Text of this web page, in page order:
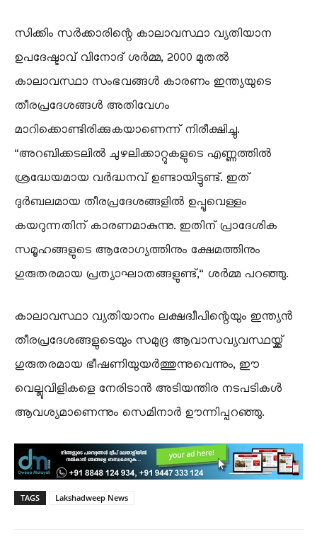
സിക്കിം സർക്കാരിന്റെ കാലാവസ്ഥാ വ്യതിയാന
ഉപദേഷ്ടാവ് വിനോദ് ശർമ്മ, 2000 മുതൽ
കാലാവസ്ഥാ സംഭവങ്ങൾ കാരണം ഇന്ത്യയുടെ
തീരപ്രദേശങ്ങൾ അതിവേഗം
മാറിക്കൊണ്ടിരിക്കുകയാണെന്ന് നിരീക്ഷിച്ചു.
“അറബിക്കടലിൽ ചുഴലിക്കാറ്റുകളുടെ എണ്ണത്തിൽ
ശ്രദ്ധേയമായ വർദ്ധനവ് ഉണ്ടായിട്ടുണ്ട്. ഇത്
ദുർബലമായ തീരപ്രദേശങ്ങളിൽ ഉപ്പുവെള്ളം
കയറുന്നതിന് കാരണമാകുന്നു. ഇതിന് പ്രാദേശിക
സമൂഹങ്ങളുടെ ആരോഗ്യത്തിനും ക്ഷേമത്തിനും
ഗുരുതരമായ പ്രത്യാഘാതങ്ങളുണ്ട്,” ശർമ്മ പറഞ്ഞു.
കാലാവസ്ഥാ വ്യതിയാനം ലക്ഷദ്വീപിന്റെയും ഇന്ത്യൻ
തീരപ്രദേശങ്ങളുടെയും സമുദ്ര ആവാസവ്യവസ്ഥയ്ക്ക്
ഗുരുതരമായ ഭീഷണിയുയർത്തുന്നുവെന്നും, ഈ
വെല്ലുവിളികളെ നേരിടാൻ അടിയന്തിര നടപടികൾ
ആവശ്യമാണെന്നും സെമിനാർ ഊന്നിപ്പറഞ്ഞു.
TAGS Lakshadweep News